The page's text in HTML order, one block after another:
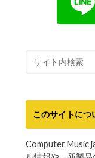
Computer Music
こちらをご覧くだ